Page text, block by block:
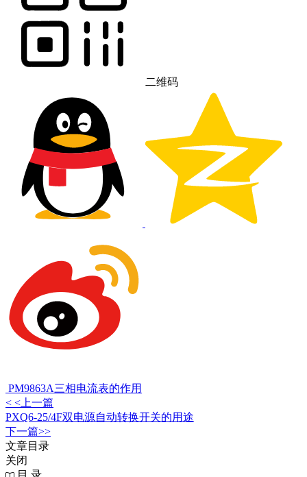
二维码
PM9863A三相电流表的作用
< <上一篇
PXQ6-25/4F双电源自动转换开关的用途
下一篇>>
文章目录
关闭
目 录